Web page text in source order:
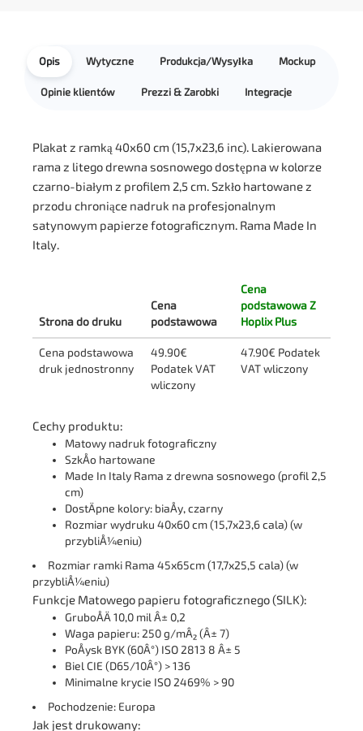
Opis Wytyczne Produkcja/Wysyłka Mockup
Opinie klientów Prezzi & Zarobki Integracje
Plakat z ramką 40x60 cm (15,7x23,6 inc). Lakierowana
rama z litego drewna sosnowego dostępna w kolorze
czarno-białym z profilem 2,5 cm. Szkło hartowane z
przodu chroniące nadruk na profesjonalnym
satynowym papierze fotograficznym. Rama Made In
Italy.
Strona do druku
Cena
podstawowa
Cena
podstawowa Z
Hoplix Plus
Cena podstawowa
druk jednostronny
49.90€
Podatek VAT
wliczony
47.90€ Podatek
VAT wliczony
Cechy produktu:
Matowy nadruk fotograficzny
SzkÅo hartowane
Made In Italy Rama z drewna sosnowego (profil 2,5
cm)
DostÄpne kolory: biaÅy, czarny
Rozmiar wydruku 40x60 cm (15,7x23,6 cala) (w
przybliÅ¼eniu)
Rozmiar ramki Rama 45x65cm (17,7x25,5 cala) (w
przybliÅ¼eniu)
Funkcje Matowego papieru fotograficznego (SILK):
GruboÅÄ 10,0 mil Â± 0,2
Waga papieru: 250 g/mÂ² (Â± 7)
PoÅysk BYK (60Â°) ISO 2813 8 Â± 5
Biel CIE (D65/10Â°) > 136
Minimalne krycie ISO 2469% > 90
Pochodzenie: Europa
Jak jest drukowany: